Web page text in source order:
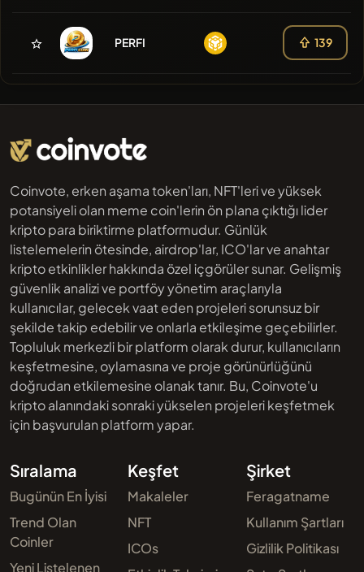
PERFI 139
Coinvote, erken aşama token'ları, NFT'leri ve yüksek
potansiyeli olan meme coin'lerin ön plana çıktığı lider
kripto para biriktirme platformudur. Günlük
listelemelerin ötesinde, airdrop'lar, ICO'lar ve anahtar
kripto etkinlikler hakkında özel içgörüler sunar. Gelişmiş
güvenlik analizi ve portföy yönetim araçlarıyla
kullanıcılar, gelecek vaat eden projeleri sorunsuz bir
şekilde takip edebilir ve onlarla etkileşime geçebilirler.
Topluluk merkezli bir platform olarak durur, kullanıcıların
keşfetmesine, oylamasına ve proje görünürlüğünü
doğrudan etkilemesine olanak tanır. Bu, Coinvote'u
kripto alanındaki sonraki yükselen projeleri keşfetmek
için başvurulan platform yapar.
Sıralama
Bugünün En İyisi
Trend Olan
Coinler
Yeni Listelenen
Keşfet
Makaleler
NFT
ICOs
Şirket
Feragatname
Kullanım Şartları
Gizlilik Politikası